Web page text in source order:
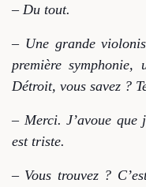
– Du tout.
– Une grande
première
Détroit, vous savez ?
– Merci. J’avoue
est triste.
– Vous trouvez ?